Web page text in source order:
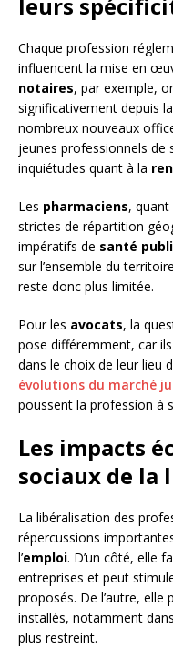
leurs
Chaque profession
influencent la mise en
notaires, par exemple,
significativement depuis
nombreux nouveaux
jeunes professionnels de
inquiétudes quant à la
Les pharmaciens,
strictes de répartition
impératifs de santé
sur l’ensemble du
reste donc plus limitée.
Pour les avocats, la
pose différemment, car
dans le choix de leur lieu
évolutions du marché
poussent la profession à
Les impacts
sociaux de
La libéralisation des
répercussions
l’emploi. D’un côté, elle
entreprises et peut
proposés. De l’autre,
installés, notamment
plus restreint.